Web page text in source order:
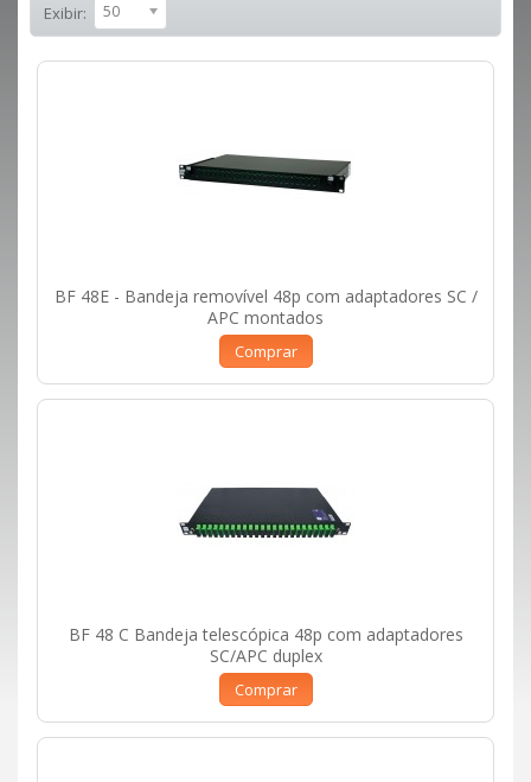
Exibir: 50
BF 48E - Bandeja removível 48p com adaptadores SC /
APC montados
Comprar
BF 48 C Bandeja telescópica 48p com adaptadores
SC/APC duplex
Comprar